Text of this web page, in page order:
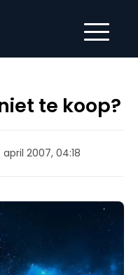
te koop?
april 2007, 04:18